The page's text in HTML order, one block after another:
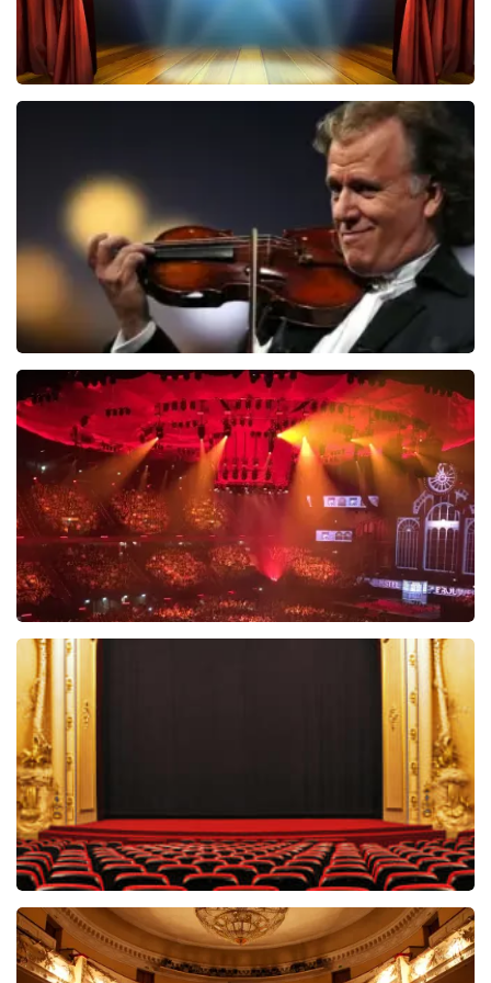
BEKIJKEN
Andre Rieu
5618+reviews
BEKIJKEN
Vrienden Van Amstel Live
Willem van Oranje
59reviews